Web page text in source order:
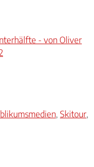
- von Oliver
, Skitour,